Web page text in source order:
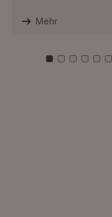
Mehr
Zu Kachel: 0
ZuZuZuZu